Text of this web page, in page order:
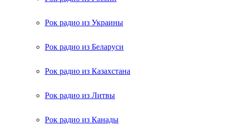
Рок радио из Украины
Рок радио из Беларуси
Рок радио из Казахстана
Рок радио из Литвы
Рок радио из Канады